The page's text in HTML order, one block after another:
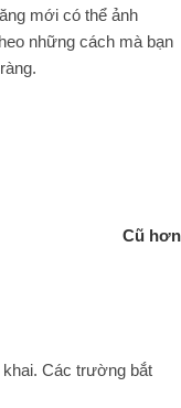
mới có thể ảnh
những cách mà bạn
Cũ hơn
Các trường bắt